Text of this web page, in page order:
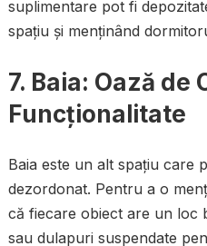
suplimentare pot fi
spațiu și menținând
7. Baia: Oază de
Funcționalitate
Baia este un alt spațiu care
dezordonat. Pentru a o
că fiecare obiect are un loc
sau dulapuri suspendate